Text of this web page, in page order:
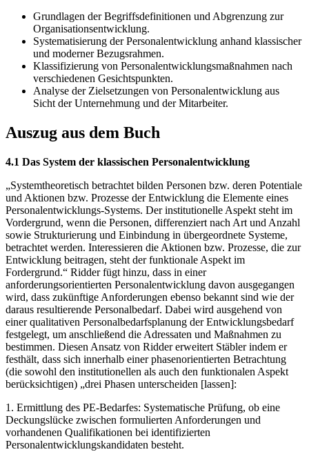
Grundlagen der Begriffsdefinitionen und Abgrenzung zur
Organisationsentwicklung.
Systematisierung der Personalentwicklung anhand klassischer
und moderner Bezugsrahmen.
Klassifizierung von Personalentwicklungsmaßnahmen nach
verschiedenen Gesichtspunkten.
Analyse der Zielsetzungen von Personalentwicklung aus
Sicht der Unternehmung und der Mitarbeiter.
Auszug aus dem Buch
4.1 Das System der klassischen Personalentwicklung
„Systemtheoretisch betrachtet bilden Personen bzw. deren Potentiale
und Aktionen bzw. Prozesse der Entwicklung die Elemente eines
Personalentwicklungs-Systems. Der institutionelle Aspekt steht im
Vordergrund, wenn die Personen, differenziert nach Art und Anzahl
sowie Strukturierung und Einbindung in übergeordnete Systeme,
betrachtet werden. Interessieren die Aktionen bzw. Prozesse, die zur
Entwicklung beitragen, steht der funktionale Aspekt im
Fordergrund.“ Ridder fügt hinzu, dass in einer
anforderungsorientierten Personalentwicklung davon ausgegangen
wird, dass zukünftige Anforderungen ebenso bekannt sind wie der
daraus resultierende Personalbedarf. Dabei wird ausgehend von
einer qualitativen Personalbedarfsplanung der Entwicklungsbedarf
festgelegt, um anschließend die Adressaten und Maßnahmen zu
bestimmen. Diesen Ansatz von Ridder erweitert Stäbler indem er
festhält, dass sich innerhalb einer phasenorientierten Betrachtung
(die sowohl den institutionellen als auch den funktionalen Aspekt
berücksichtigen) „drei Phasen unterscheiden [lassen]:
1. Ermittlung des PE-Bedarfes: Systematische Prüfung, ob eine
Deckungslücke zwischen formulierten Anforderungen und
vorhandenen Qualifikationen bei identifizierten
Personalentwicklungskandidaten besteht.